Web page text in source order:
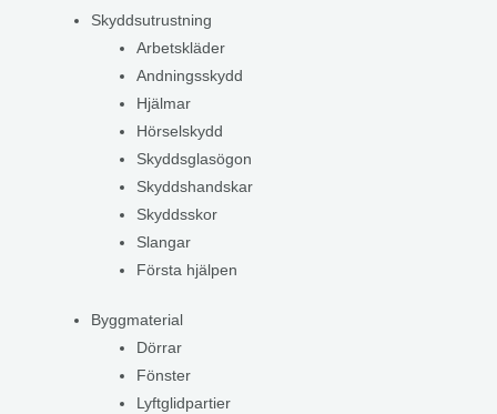
Skyddsutrustning
Arbetskläder
Andningsskydd
Hjälmar
Hörselskydd
Skyddsglasögon
Skyddshandskar
Skyddsskor
Slangar
Första hjälpen
Byggmaterial
Dörrar
Fönster
Lyftglidpartier